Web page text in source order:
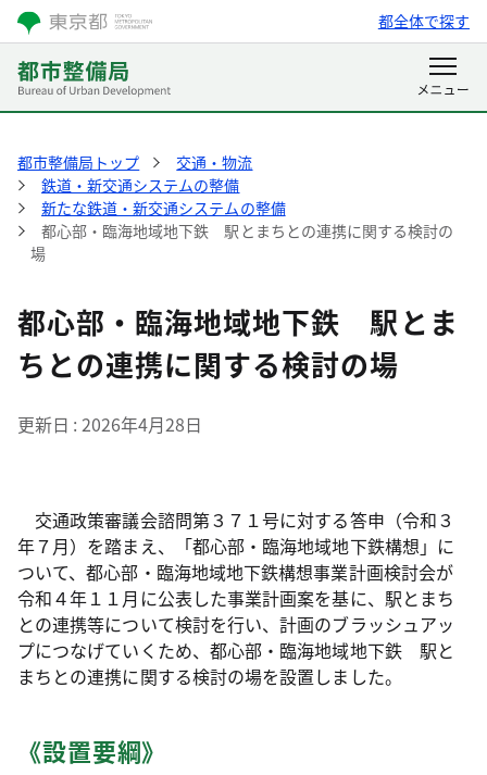
都全体で探す
都市整備局トップ
交通・物流
鉄道・新交通システムの整備
新たな鉄道・新交通システムの整備
都心部・臨海地域地下鉄 駅とまちとの連携に関する検討の
場
都心部・臨海地域地下鉄 駅とま
ちとの連携に関する検討の場
更新日 2026年4月28日
交通政策審議会諮問第３７１号に対する答申（令和３
年７月）を踏まえ、「都心部・臨海地域地下鉄構想」に
ついて、都心部・臨海地域地下鉄構想事業計画検討会が
令和４年１１月に公表した事業計画案を基に、駅とまち
との連携等について検討を行い、計画のブラッシュアッ
プにつなげていくため、都心部・臨海地域地下鉄 駅と
まちとの連携に関する検討の場を設置しました。
《設置要綱》